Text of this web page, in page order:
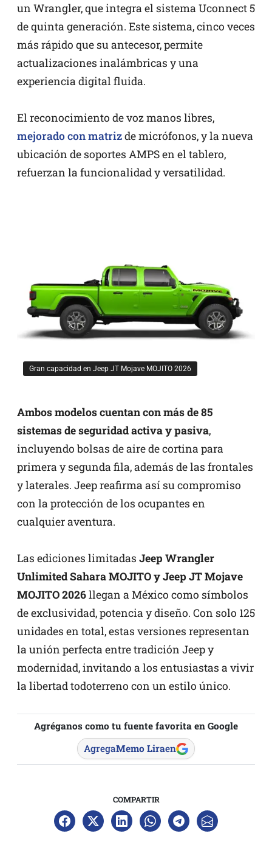
un Wrangler, que integra el sistema Uconnect 5
de quinta generación. Este sistema, cinco veces
más rápido que su antecesor, permite
actualizaciones inalámbricas y una
experiencia digital fluida.
El reconocimiento de voz manos libres,
mejorado con matrizde micrófonos, y la nueva
ubicación de soportes AMPS en el tablero,
refuerzan la funcionalidad y versatilidad.
Gran capacidad en Jeep JT Mojave MOJITO 2026
Ambos modelos cuentan con más de 85
sistemas de seguridad activa y pasiva,
incluyendo bolsas de aire de cortina para
primera y segunda fila, además de las frontales
y laterales. Jeep reafirma así su compromiso
con la protección de los ocupantes en
cualquier aventura.
Las ediciones limitadas Jeep Wrangler
Unlimited Sahara MOJITO y Jeep JT Mojave
MOJITO 2026llegan a México como símbolos
de exclusividad, potencia y diseño. Con solo 125
unidades en total, estas versiones representan
la unión perfecta entre tradición Jeep y
modernidad, invitando a los entusiastas a vivir
la libertad todoterreno con un estilo único.
Agréganos como tu fuente favorita en Google
AgregaMemo Liraen
COMPARTIR